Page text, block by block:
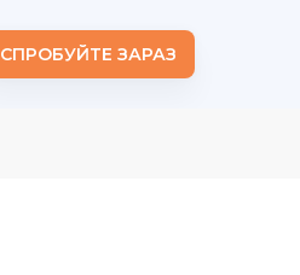
СПРОБУЙТЕ ЗАРАЗ